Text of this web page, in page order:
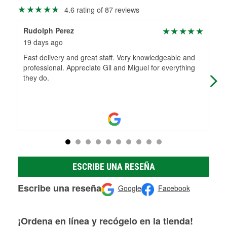
Herramientas de O'Reilly
pueden ser reutilizados, podemos ayudarte a encontrar las
partes de reemplazo correctas para tu reparación.
Rectificación de tambores y discos de freno
4.6 rating of 87 reviews
Rudolph Perez
19 days ago
Fast delivery and great staff. Very knowledgeable and
professional. Appreciate Gil and Miguel for everything
they do.
ESCRIBE UNA RESEÑA
Escribe una reseña Google Facebook
¡Ordena en línea y recógelo en la tienda!